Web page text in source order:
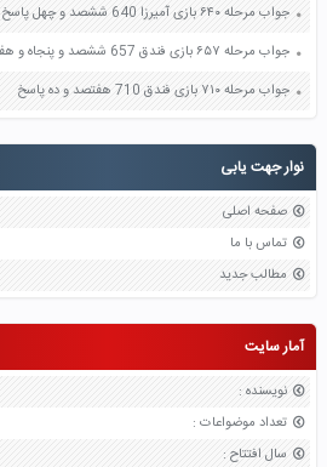
نوار جهت یابی
صفحه اصلی
تماس با ما
مطالب جدید
آمار سایت
نویسنده :
تعداد موضواعات :
سال افتتاح :
جواب مرحله ۶۴۰ بازی آمیرزا 640 ششصد و چهل پاسخ
جواب مرحله ۶۵۷ بازی فندق 657 ششصد و پنجاه و هفت پاسخ
جواب مرحله ۷۱۰ بازی فندق 710 هفتصد و ده پاسخ